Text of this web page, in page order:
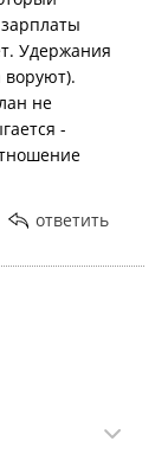
Удержания
воруют).
не
-
ответить